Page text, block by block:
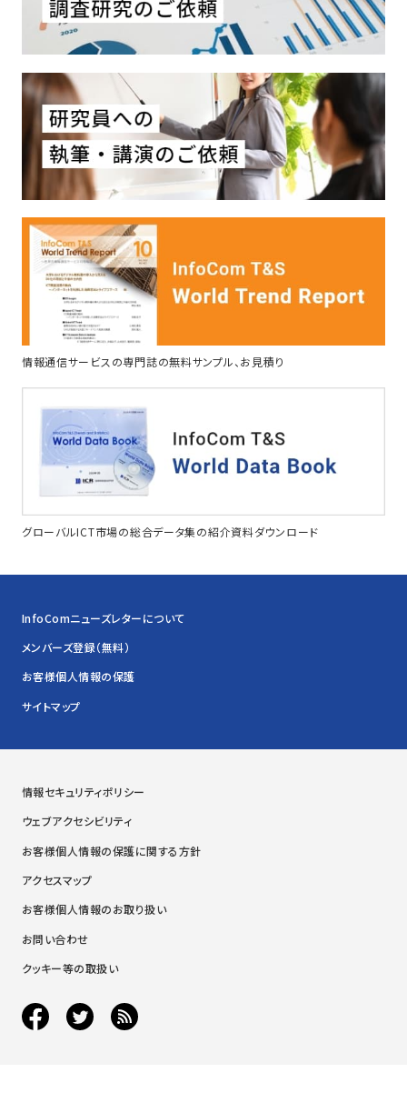
情報通信サービスの専門誌の無料サンプル、お見積り
グローバルICT市場の総合データ集の紹介資料ダウンロード
InfoComニューズレターについて
メンバーズ登録（無料）
お客様個人情報の保護
サイトマップ
情報セキュリティポリシー
ウェブアクセシビリティ
お客様個人情報の保護に関する方針
アクセスマップ
お客様個人情報のお取り扱い
お問い合わせ
クッキー等の取扱い